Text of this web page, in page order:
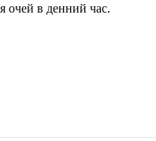
очей в денний час.